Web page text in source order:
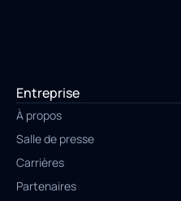
Entreprise
À propos
Salle de presse
Carrières
Partenaires